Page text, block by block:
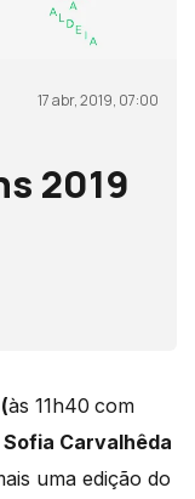
17 abr, 2019, 07:00
2019
às 11h40 com
Carvalhêda
uma edição do